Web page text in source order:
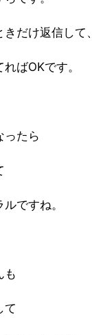
だけ返信して、
ばOKです。
ったら
ですね。
も
て